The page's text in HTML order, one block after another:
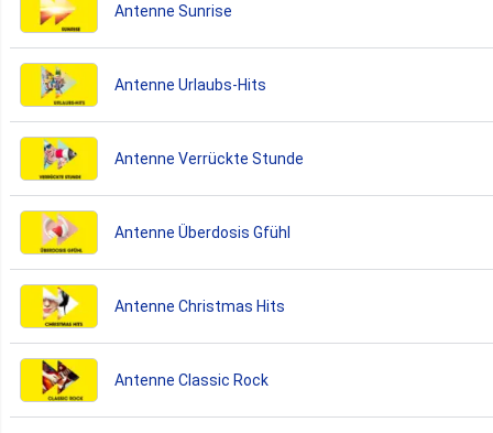
Antenne Sunrise
Antenne Urlaubs-Hits
Antenne Verrückte Stunde
Antenne Überdosis Gfühl
Antenne Christmas Hits
Antenne Classic Rock